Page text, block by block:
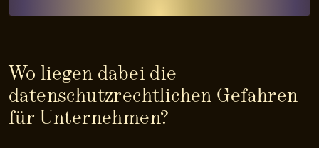
Wo liegen dabei die
datenschutzrechtlichen Gefahren
für Unternehmen?